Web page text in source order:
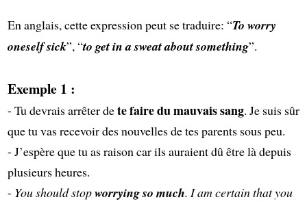
En anglais, cette expression peut se traduire: “To worry
oneself sick”, “to get in a sweat about something”.
Exemple 1 :
- Tu devrais arrêter dete faire du mauvais sang. Je suis sûr
que tu vas recevoir des nouvelles de tes parents sous peu.
- J’espère que tu as raison car ils auraient dû être là depuis
plusieurs heures.
- You should stopworrying so much. I am certain that you